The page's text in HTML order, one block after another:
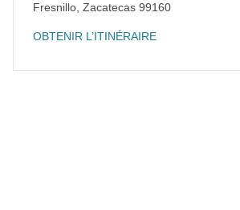
Fresnillo Zacatecas 99160
OBTENIR L’ITINÉRAIRE